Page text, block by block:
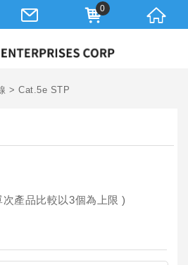
Cat.5e STP
產品比較以3個為上限 )
0